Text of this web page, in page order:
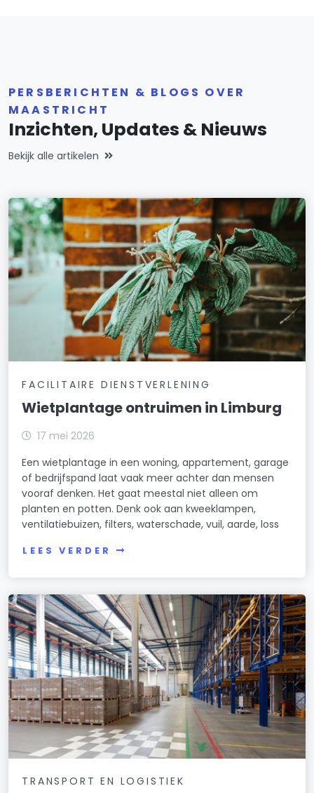
PERSBERICHTEN & BLOGS OVER
MAASTRICHT
Inzichten, Updates & Nieuws
Bekijk alle artikelen
FACILITAIRE DIENSTVERLENING
Wietplantage ontruimen in Limburg
17 mei 2026
Een wietplantage in een woning, appartement, garage
of bedrijfspand laat vaak meer achter dan mensen
vooraf denken. Het gaat meestal niet alleen om
planten en potten. Denk ook aan kweeklampen,
ventilatiebuizen, filters, waterschade, vuil, aarde, loss
LEES VERDER
TRANSPORT EN LOGISTIEK